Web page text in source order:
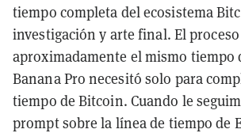
tiempo completa del ecosistema
investigación y arte final. El
aproximadamente el mismo tiempo
Banana Pro necesitó solo para
tiempo de Bitcoin. Cuando le
prompt sobre la línea de tiempo de